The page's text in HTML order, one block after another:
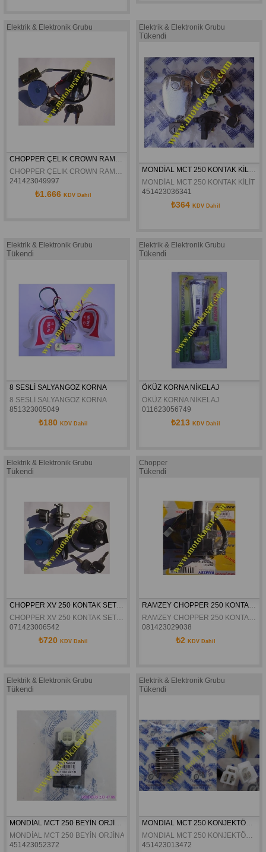
Elektrik & Elektronik Grubu
241423049997
₺1.666 KDV Dahil
Elektrik & Elektronik Grubu
Tükendi
MONDİAL MCT 250 KONTAK KİLİT
451423036341
₺364 KDV Dahil
Elektrik & Elektronik Grubu
Tükendi
8 SESLİ SALYANGOZ KORNA
8 SESLİ SALYANGOZ KORNA
851323005049
₺180 KDV Dahil
Elektrik & Elektronik Grubu
Tükendi
ÖKÜZ KORNA NİKELAJ
ÖKÜZ KORNA NİKELAJ
011623056749
₺213 KDV Dahil
Elektrik & Elektronik Grubu
Tükendi
CHOPPER XV 250 KONTAK SETI KOMPLE
CHOPPER XV 250 KONTAK SETI KOMPLE
071423006542
₺720 KDV Dahil
Chopper
Tükendi
081423029038
₺2 KDV Dahil
Elektrik & Elektronik Grubu
Tükendi
MONDİAL MCT 250 BEYİN ORJİNAL
MONDİAL MCT 250 BEYİN ORJİNAL
451423052372
Elektrik & Elektronik Grubu
Tükendi
451423013472